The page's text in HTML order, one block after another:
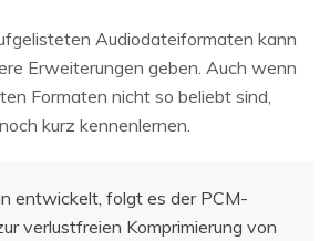
Audiodateiformaten kann
Erweiterungen geben. Auch wenn
Formaten nicht so beliebt sind,
kurz kennenlernen.
entwickelt, folgt es der PCM-
verlustfreien Komprimierung von